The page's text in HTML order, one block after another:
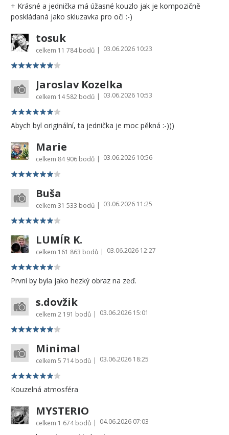
+ Krásné a jednička má úžasné kouzlo jak je kompozičně
poskládaná jako skluzavka pro oči :-)
tosuk
celkem 11 784 bodů | 03.06.2026 10:23
Jaroslav Kozelka
celkem 14 582 bodů | 03.06.2026 10:53
Abych byl originální, ta jednička je moc pěkná :-)))
Marie
celkem 84 906 bodů | 03.06.2026 10:56
Buša
celkem 31 533 bodů | 03.06.2026 11:25
LUMÍR K.
celkem 161 863 bodů | 03.06.2026 12:27
První by byla jako hezký obraz na zeď.
s.dovžik
celkem 2 191 bodů | 03.06.2026 15:01
Minimal
celkem 5 714 bodů | 03.06.2026 18:25
Kouzelná atmosféra
MYSTERIO
celkem 1 674 bodů | 04.06.2026 07:03